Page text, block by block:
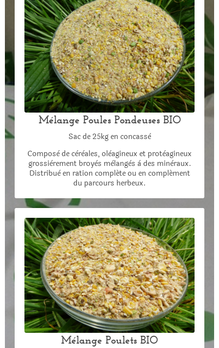
Mélange Poules Pondeuses BIO
Sac de 25kg en concassè
Composè de cèrèales, olèagineux et protèagineux
grossièrement broyès mèlangès à des minèraux.
Distribuè en ration compléte ou en complément
du parcours herbeux.
Mélange Poulets BIO